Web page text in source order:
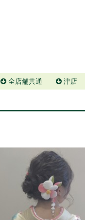
全店舗共通 津店